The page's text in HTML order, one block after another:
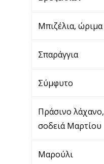
Μπιζέλια, ώριμα
Σπαράγγια
Σύμφυτο
Πράσινο λάχανο,
σοδειά Μαρτίου
Μαρούλι